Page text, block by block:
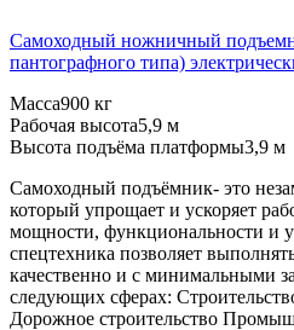
Самоходный ножничный
пантографного типа)
Масса900 кг
Рабочая высота5,9 м
Высота подъёма платформы3,9 м
Самоходный подъёмник- это
который упрощает и ускоряет
мощности, функциональности и
спецтехника позволяет
качественно и с минимальными
следующих сферах:
Дорожное строительство